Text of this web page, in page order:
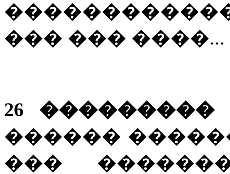
��� ��� ����...
26 ���������
������
���